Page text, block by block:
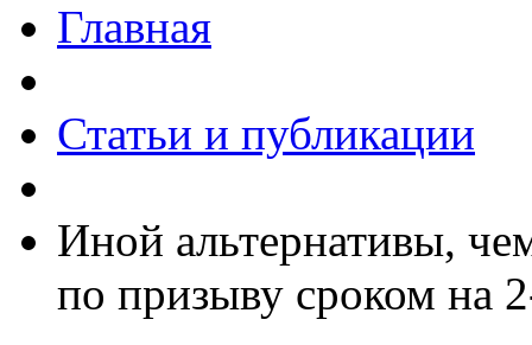
Главная
Статьи и публикации
Иной альтернативы,
по призыву сроком на